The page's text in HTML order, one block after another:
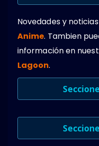
Novedades y
Anime. Tambien
información en
Lagoon.